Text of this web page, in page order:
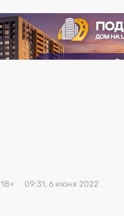
Искусство исцелять
Премия 2026
18+ 09:31, 6 июня 2022